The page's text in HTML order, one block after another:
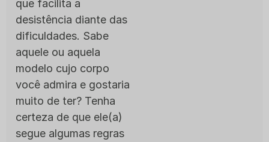
que facilita a
desistência diante das
dificuldades. Sabe
aquele ou aquela
modelo cujo corpo
você admira e gostaria
muito de ter? Tenha
certeza de que ele(a)
segue algumas regras